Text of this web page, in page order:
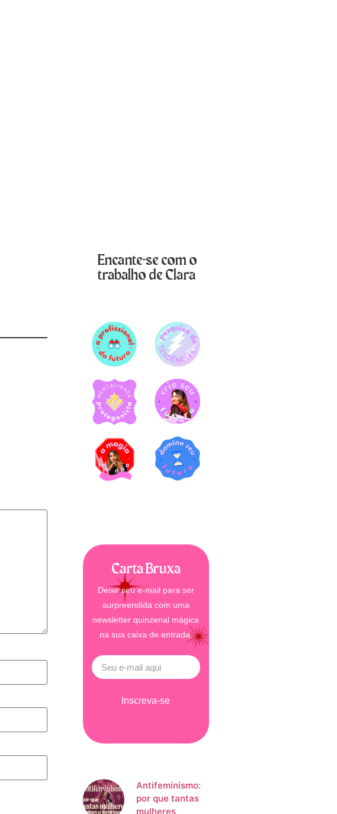
Encante-se com o
trabalho de Clara
Carta Bruxa
Deixe seu e-mail para ser
surpreendida com uma
newsletter quinzenal mágica
na sua caixa de entrada.
Inscreva-se
Antifeminismo:
por que tantas
mulheres